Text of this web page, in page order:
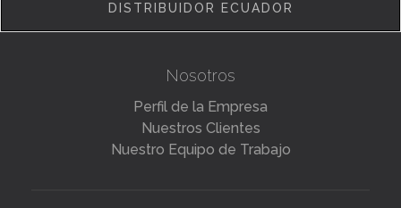
DISTRIBUIDOR ECUADOR
Nosotros
Perfil de la Empresa
Nuestros Clientes
Nuestro Equipo de Trabajo